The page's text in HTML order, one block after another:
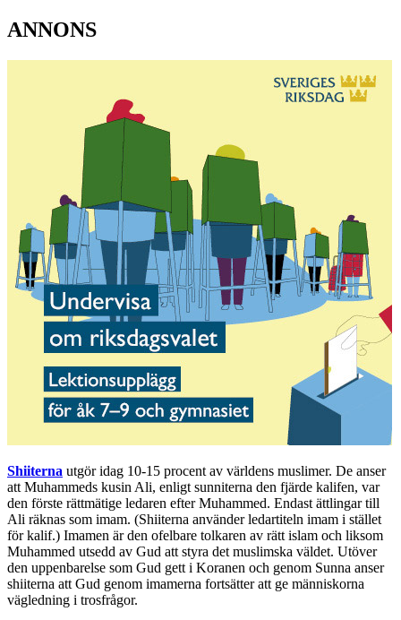
ANNONS
Shiiterna utgör idag 10-15 procent av världens muslimer. De anser
att Muhammeds kusin Ali, enligt sunniterna den fjärde kalifen, var
den förste rättmätige ledaren efter Muhammed. Endast ättlingar till
Ali räknas som imam. (Shiiterna använder ledartiteln imam i stället
för kalif.) Imamen är den ofelbare tolkaren av rätt islam och liksom
Muhammed utsedd av Gud att styra det muslimska väldet. Utöver
den uppenbarelse som Gud gett i Koranen och genom Sunna anser
shiiterna att Gud genom imamerna fortsätter att ge människorna
vägledning i trosfrågor.